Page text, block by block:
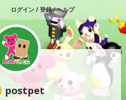
ログイン/登録/ヘルプ
postpet